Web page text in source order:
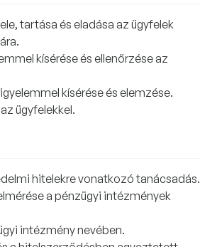
tartása és eladása az ügyfelek
kísérése és ellenőrzése az
kísérése és elemzése.
ügyfelekkel.
hitelekre vonatkozó tanácsadás.
a pénzügyi intézmények
intézmény nevében.